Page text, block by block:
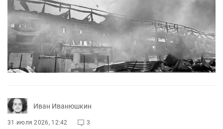
Иван Иванюшкин
31 июля 2026, 12:42 3